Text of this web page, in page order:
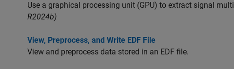
Use a graphical processing unit (GPU) to extract signal
R2024b)
View, Preprocess, and Write EDF File
View and preprocess data stored in an EDF file.